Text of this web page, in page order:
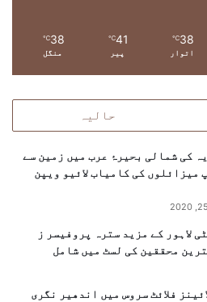
38
℃
اتوار
41
℃
پیر
38
℃
منگل
حالیہ
کی شمالی بحیرۂ عرب میں زمین سے
میزائلوں کی کامیاب لائیو ویپن
لاہور کے مزید سترہ پروفیسر ز
محققین کی لسٹ میں شامل
فلائٹ سروس میں اندھیر نگری